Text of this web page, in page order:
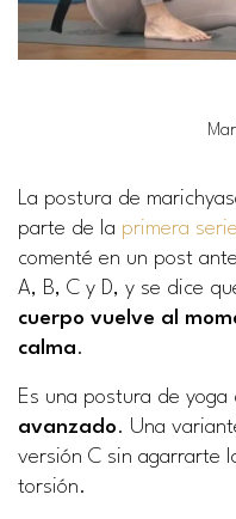
La postura de
parte de la primera
comenté en un post
A, B, C y D, y se dice
cuerpo vuelve al
calma.
Es una postura de yoga
avanzado. Una
versión C sin agarrarte
torsión.